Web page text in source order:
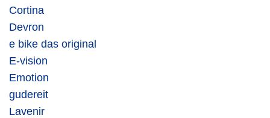
Cortina
Devron
e bike das original
E-vision
Emotion
gudereit
Lavenir